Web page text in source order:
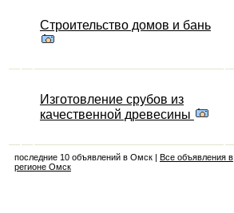
Строительство домов и бань
Изготовление срубов из
качественной древесины
последние 10 объявлений в Омск |
Все объявления в
регионе Омск